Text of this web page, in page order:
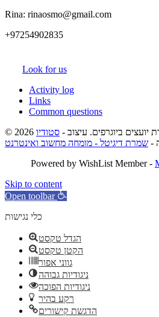
Rina: rinaosmo@gmail.com
+97254902835
Look for us
Activity log
Links
Common questions
יועצים ביוגרפים. עיצוב - סטודיו
- שמרת דיגיטל - מומחה מחשוב ואינטרנט
Powered by WishList Member -
Skip to content
Open toolbar
כלי נגישות
הגדל טקסט
הקטן טקסט
גווני אפור
ניגודיות גבוהה
ניגודיות הפוכה
רקע בהיר
הדגשת קישורים